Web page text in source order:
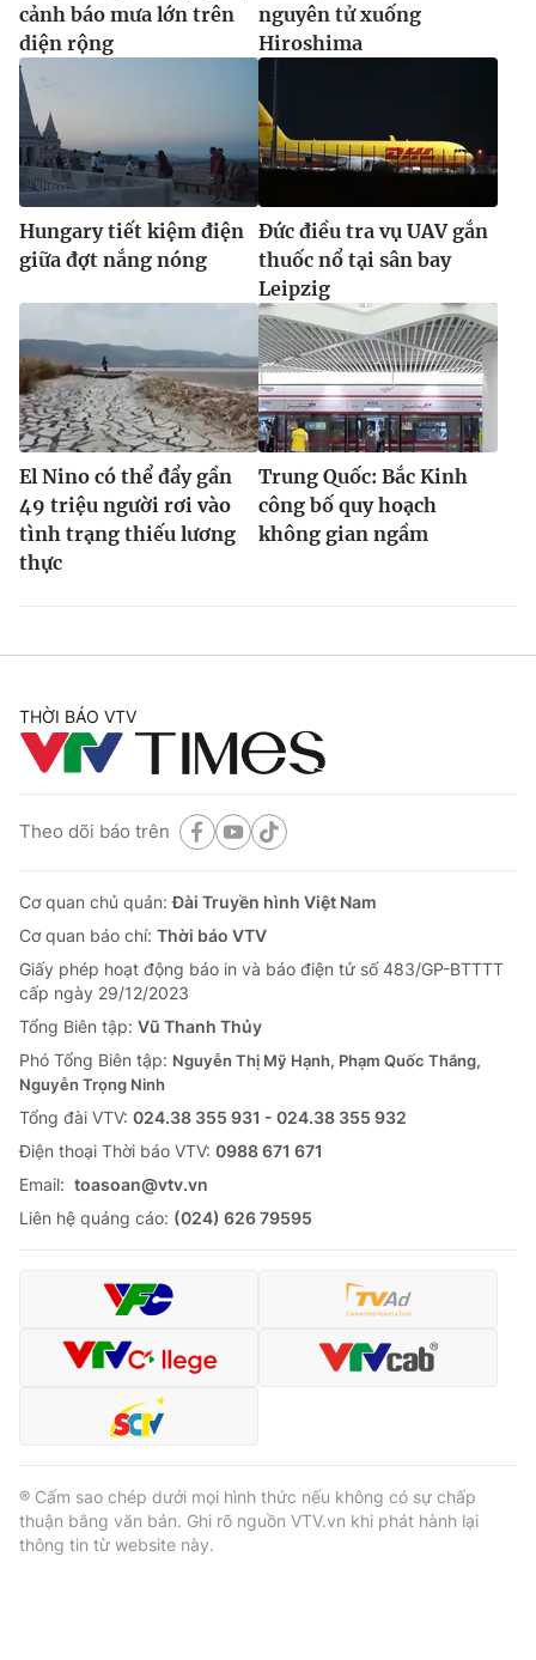
cảnh báo mưa lớn trên
diện rộng
nguyên tử xuống
Hiroshima
Hungary tiết kiệm điện
giữa đợt nắng nóng
Đức điều tra vụ UAV gắn
thuốc nổ tại sân bay
Leipzig
El Nino có thể đẩy gần
49 triệu người rơi vào
tình trạng thiếu lương
thực
Trung Quốc: Bắc Kinh
công bố quy hoạch
không gian ngầm
THỜI BÁO VTV
Theo dõi báo trên
Cơ quan chủ quản:Đài Truyền hình Việt Nam
Cơ quan báo chí: Thời báo VTV
Giấy phép hoạt động báo in và báo điện tử số 483/GP-BTTTT
cấp ngày 29/12/2023
Tổng Biên tập: Vũ Thanh Thủy
Phó Tổng Biên tập: Nguyễn Thị Mỹ Hạnh, Phạm Quốc Thắng,
Nguyễn Trọng Ninh
Tổng đài VTV: 024.38 355 931 - 024.38 355 932
Ðiện thoại Thời báo VTV: 0988 671 671
Email: toasoan@vtv.vn
Liên hệ quảng cáo: (024) 626 79595
® Cấm sao chép dưới mọi hình thức nếu không có sự chấp
thuận bằng văn bản. Ghi rõ nguồn VTV.vn khi phát hành lại
thông tin từ website này.